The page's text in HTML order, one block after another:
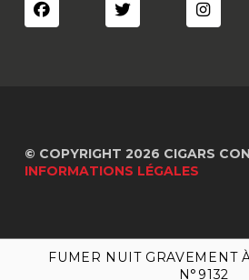
FUMER NUIT GRAVEMENT
N°9132
© COPYRIGHT 2026 CIGARS
INFORMATIONS LÉGALES
FUMER NUIT GRAVEMENT
N°9132